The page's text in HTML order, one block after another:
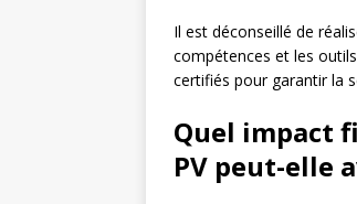
Il est déconseillé de
compétences et les
certifiés pour garantir la
Quel impact
PV peut-elle